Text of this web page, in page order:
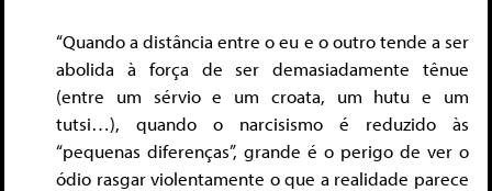
“Quando a distância entre o eu e o outro tende a ser
abolida à força de ser demasiadamente tênue
(entre um sérvio e um croata, um hutu e um
tutsi…), quando o narcisismo é reduzido às
“pequenas diferenças”, grande é o perigo de ver o
ódio rasgar violentamente o que a realidade parece